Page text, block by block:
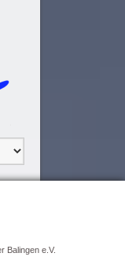
Balingen e.V.